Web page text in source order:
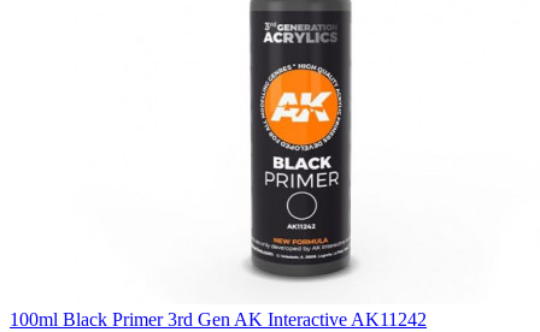
100ml Black Primer 3rd Gen AK Interactive AK11242